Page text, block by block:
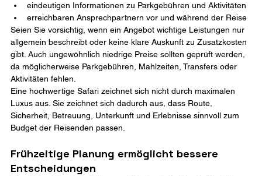
eindeutigen Informationen zu Parkgebühren und Aktivitäten
erreichbaren Ansprechpartnern vor und während der Reise
Seien Sie vorsichtig, wenn ein Angebot wichtige Leistungen nur
allgemein beschreibt oder keine klare Auskunft zu Zusatzkosten
gibt. Auch ungewöhnlich niedrige Preise sollten geprüft werden,
da möglicherweise Parkgebühren, Mahlzeiten, Transfers oder
Aktivitäten fehlen.
Eine hochwertige Safari zeichnet sich nicht durch maximalen
Luxus aus. Sie zeichnet sich dadurch aus, dass Route,
Sicherheit, Betreuung, Unterkunft und Erlebnisse sinnvoll zum
Budget der Reisenden passen.
Frühzeitige Planung ermöglicht bessere
Entscheidungen